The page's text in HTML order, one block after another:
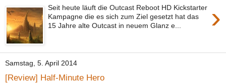
›
Seit heute läuft die Outcast Reboot HD Kickstarter
Kampagne die es sich zum Ziel gesetzt hat das
15 Jahre alte Outcast in neuem Glanz e...
Samstag, 5. April 2014
[Review] Half-Minute Hero